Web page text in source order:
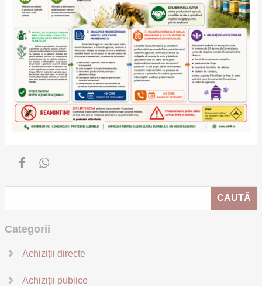
Categorii
Achiziții directe
Achiziții publice